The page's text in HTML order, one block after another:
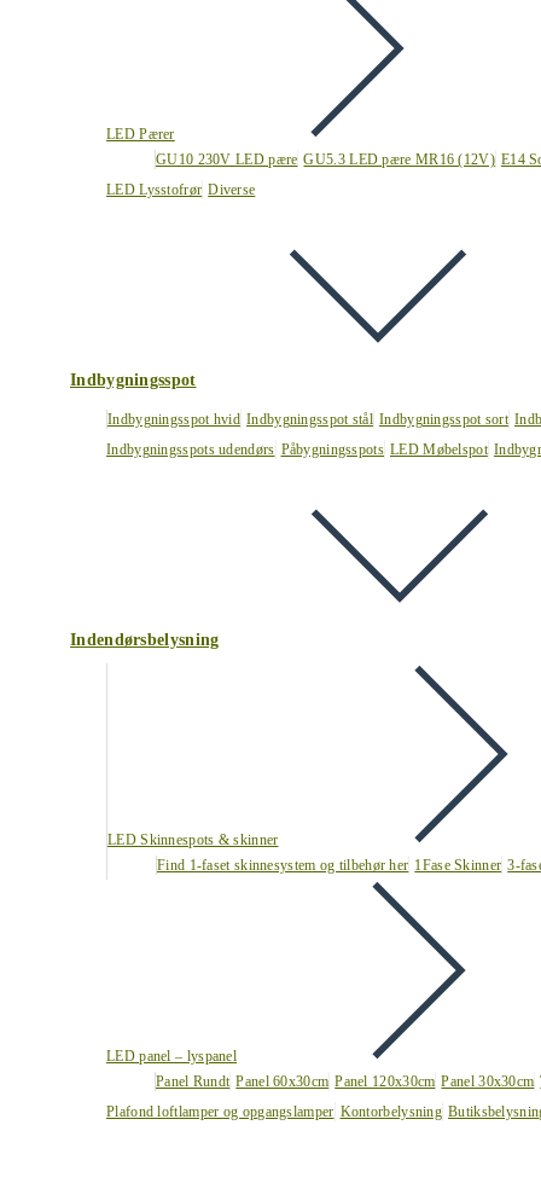
LED Pærer
GU10 230V LED pære GU5.3 LED pære MR16 (12V) E14
LED Lysstofrør Diverse
Indbygningsspot
Indbygningsspot hvid Indbygningsspot stål Indbygningsspot sort
Indbygningsspots udendørs Påbygningsspots LED Møbelspot
Indendørsbelysning
LED Skinnespots & skinner
Find 1-faset skinnesystem og tilbehør her 1Fase Skinner 3-
LED panel – lyspanel
Panel Rundt Panel 60x30cm Panel 120x30cm Panel 30x30cm
Plafond loftlamper og opgangslamper Kontorbelysning